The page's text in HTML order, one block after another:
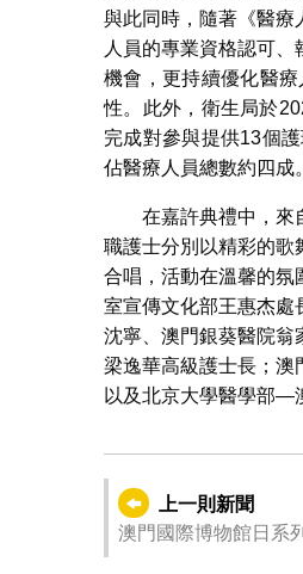
與此同時，隨著《醫療
人員的專業資格認可
機會，更持續優化醫
性。此外，衛生局於
完成對參與提供13個
佔醫療人員總數約四成。
在嘉許典禮中，來
職護士分別以精彩的歌
合唱，活動在溫馨的氛
室宣傳文化部王惠杰處
沈寧、澳門銀葵醫院翁
梁逸華高級護士長；澳
以及北京大學醫學部—
上一則新聞
澳門國際博物館日系